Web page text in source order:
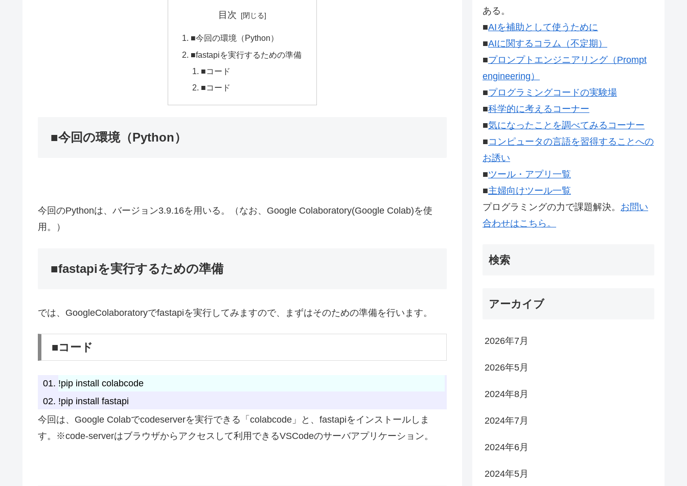
目次
■今回の環境（Python）
■fastapiを実行するための準備
■コード
■コード
■今回の環境（Python）
今回のPythonは、バージョン3.9.16を用いる。（なお、Google Colaboratory(Google Colab)を使
用。）
■fastapiを実行するための準備
では、GoogleColaboratoryでfastapiを実行してみますので、まずはそのための準備を行います。
■コード
!pip install colabcode
!pip install fastapi
今回は、Google Colabでcodeserverを実行できる「colabcode」と、fastapiをインストールしま
す。※code-serverはブラウザからアクセスして利用できるVSCodeのサーバアプリケーション。
ある。
■AIを補助として使うために
■AIに関するコラム（不定期）
■プロンプトエンジニアリング（Prompt
engineering）
■プログラミングコードの実験場
■科学的に考えるコーナー
■気になったことを調べてみるコーナー
■コンピュータの言語を習得することへの
お誘い
■ツール・アプリ一覧
■主婦向けツール一覧
プログラミングの力で課題解決。 お問い
合わせはこちら。
検索
アーカイブ
2026年7月
2026年5月
2024年8月
2024年7月
2024年6月
2024年5月